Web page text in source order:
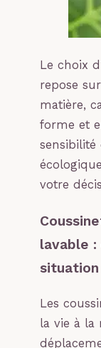
Le choix
repose
matière,
forme et
sensibilité
votre
lavable
situation
Les
la vie à la